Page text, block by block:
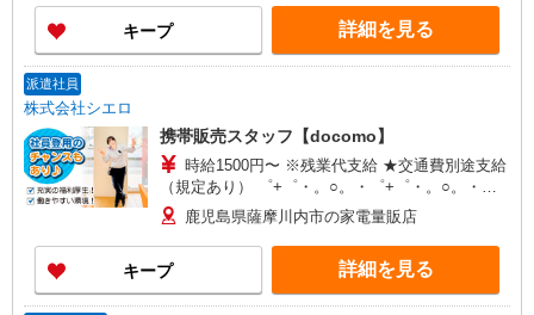
ィブ支給(規定有) ★月2回払い・週払い可能（規程
有）★ ゜・。○。・゜+゜・。○。・゜+゜
キープ 詳細を見る
派遣社員
株式会社シエロ
携帯販売スタッフ【docomo】
時給1500円〜 ※残業代支給 ★交通費別途支給
（規定あり） ゜+゜・。○。・゜+゜・。○。・゜
+゜ 入社祝い金10万円支給(規定有) お友達を紹介
頂くと, インセンティブ支給(規定有) ★月2回払
い・週払い可能（規程有）★ ゜・。○。・゜
+゜・。○。・゜+゜
鹿児島県薩摩川内市の家電量販店
キープ 詳細を見る